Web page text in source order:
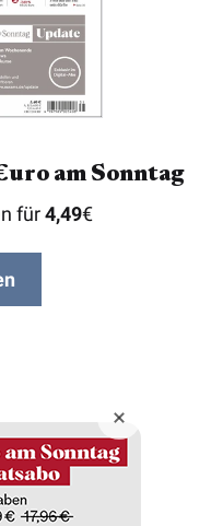
am Sonntag
für4,49€
AG